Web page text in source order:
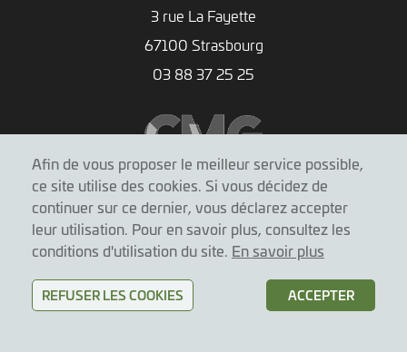
3 rue La Fayette
67100 Strasbourg
03 88 37 25 25
Mentions légales|Conditions d'utilisation
© fmc-ActioN 2026
Afin de vous proposer le meilleur service possible,
ce site utilise des cookies. Si vous décidez de
continuer sur ce dernier, vous déclarez accepter
leur utilisation. Pour en savoir plus, consultez les
conditions d'utilisation du site. En savoir plus
ACCEPTER
REFUSER LES COOKIES